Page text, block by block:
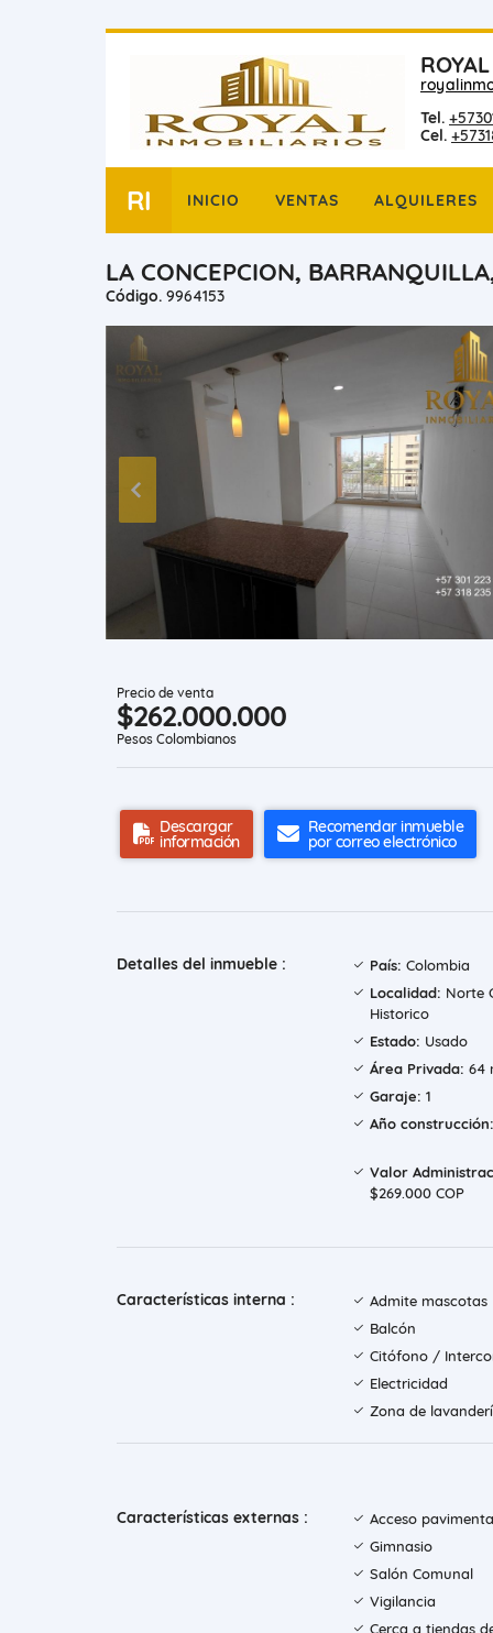
Tel.
Cel.
RI INICIO VENTAS ALQUILERES
LA CONCEPCION,
Código. 9964153
Precio de venta
$262.000.000
Pesos Colombianos
Descargar
información
Recomendar inmueble
por correo electrónico
Detalles del inmueble : País: Colombia
Localidad: Norte
Historico
Estado: Usado
Área Privada: 64
Garaje: 1
Año construcción:
Valor
$269.000 COP
Características interna : Admite mascotas
Balcón
Citófono /
Electricidad
Zona de
Características externas : Acceso
Gimnasio
Salón Comunal
Vigilancia
Cerca a tiendas